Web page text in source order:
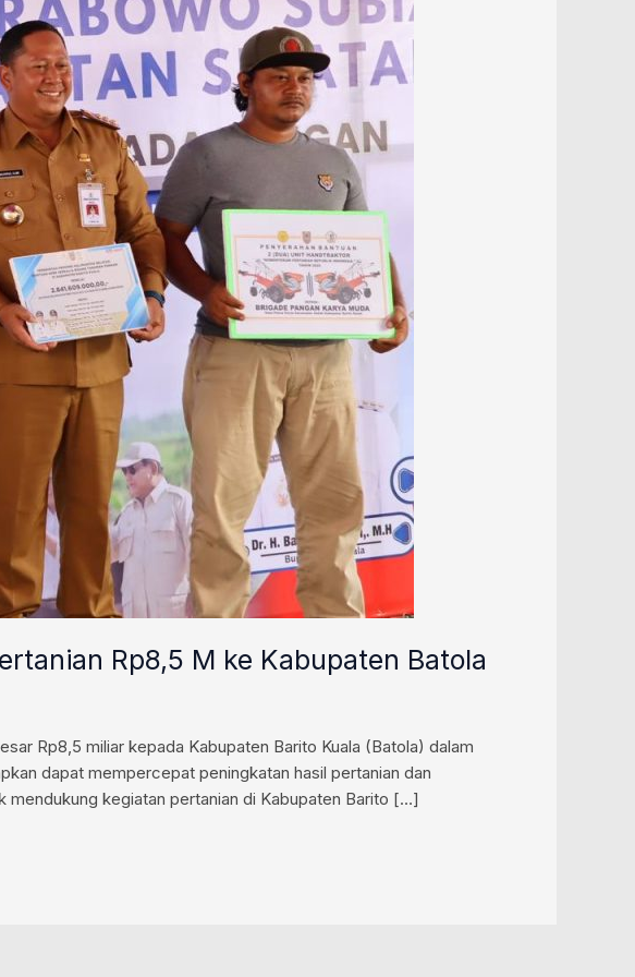
Rp8,5 M ke Kabupaten Batola
Rp8,5 miliar kepada Kabupaten Barito Kuala (Batola) dalam
dapat mempercepat peningkatan hasil pertanian dan
kegiatan pertanian di Kabupaten Barito […]